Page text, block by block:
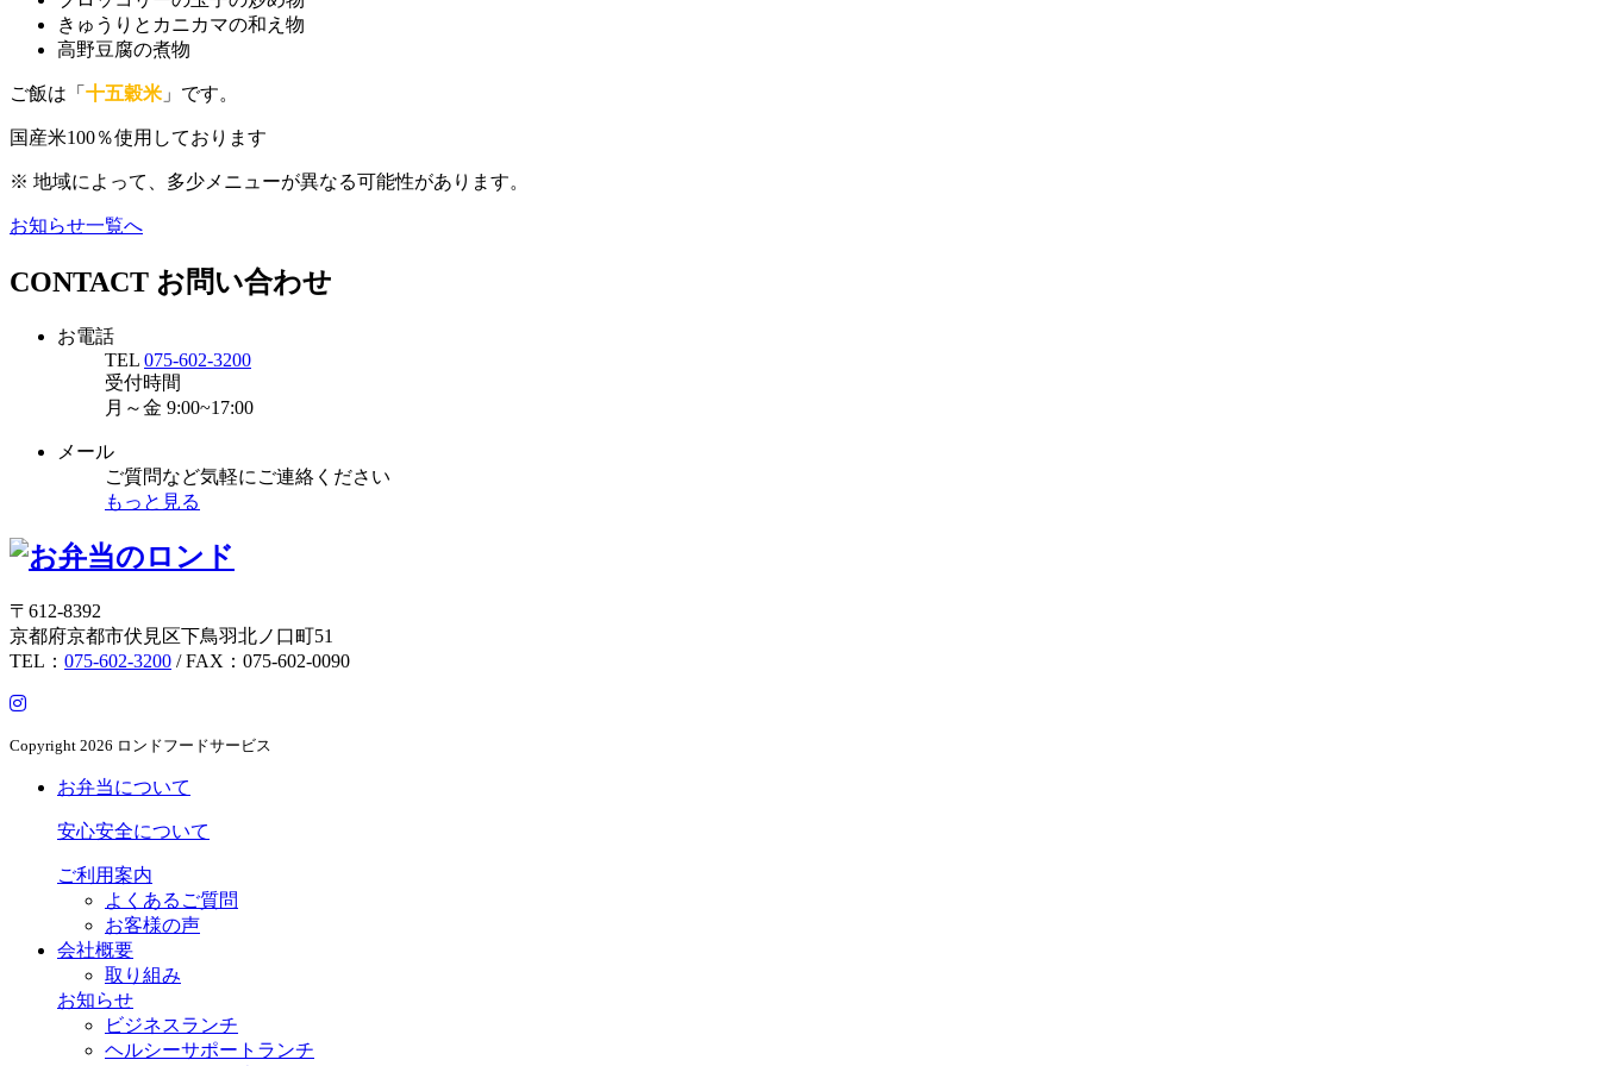
きゅうりとカニカマの和え物
高野豆腐の煮物
ご飯は「 十五穀米 」です。
国産米100％使用しております
※ 地域によって、多少メニューが異なる可能性があります。
お知らせ一覧へ
CONTACT お問い合わせ
お電話
TEL 075-602-3200
受付時間
月～金 9:00~17:00
メール
ご質問など気軽にご連絡ください
もっと見る
〒612-8392
京都府京都市伏見区下鳥羽北ノ口町51
TEL： 075-602-3200 / FAX：075-602-0090
Copyright 2026 ロンドフードサービス
お弁当について
安心安全について
ご利用案内
よくあるご質問
お客様の声
会社概要
取り組み
お知らせ
ビジネスランチ
ヘルシーサポートランチ